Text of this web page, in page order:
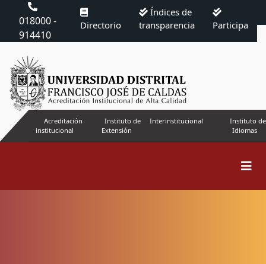
018000 -
914410
Directorio
Índices de
transparencia
Participa
Acreditación
institucional
Instituto de
Extensión
Interinstitucional
Instituto de
Idiomas